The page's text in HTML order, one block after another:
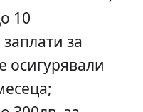
10
за
осигурявали